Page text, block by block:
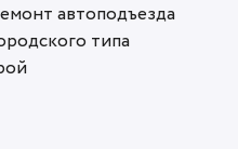
автоподъезда
типа